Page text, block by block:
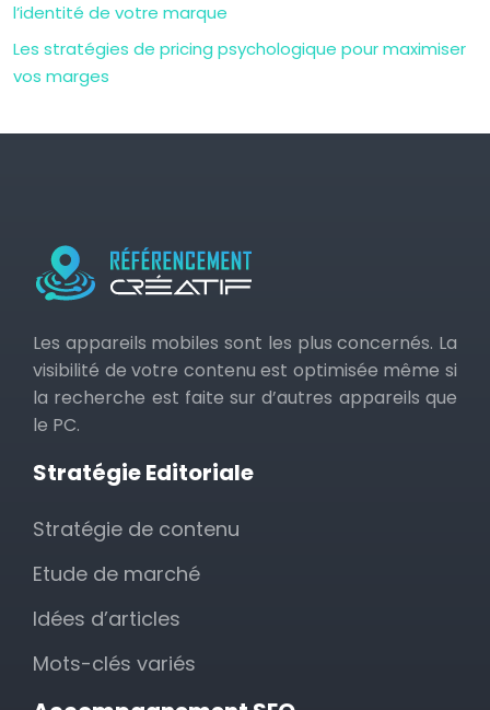
l’identité de votre marque
Les stratégies de pricing psychologique pour maximiser
vos marges
Les appareils mobiles sont les plus concernés. La
visibilité de votre contenu est optimisée même si
la recherche est faite sur d’autres appareils que
le PC.
Stratégie Editoriale
Stratégie de contenu
Etude de marché
Idées d’articles
Mots-clés variés